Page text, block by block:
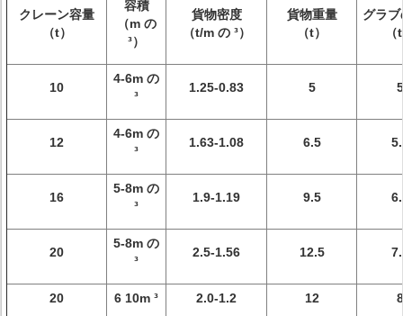
クレーン容量
（t）
容積
（m の
³）
貨物密度
（t/m の ³）
貨物重量
（t）
グラ
10
4-6m の
³
1.25-0.83 5 5
12
4-6m の
³
1.63-1.08 6.5
16
5-8m の
³
1.9-1.19 9.5
20
5-8m の
³
2.5-1.56 12.5
20 6 10m ³ 2.0-1.2 12 8